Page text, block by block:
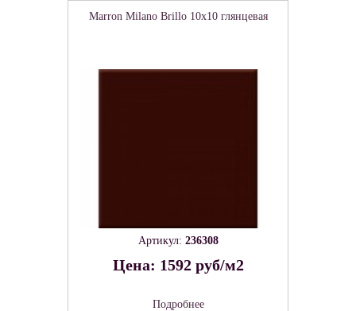
Marron Milano Brillo 10x10 глянцевая
Артикул: 236308
Цена: 1592 руб/м2
Подробнее